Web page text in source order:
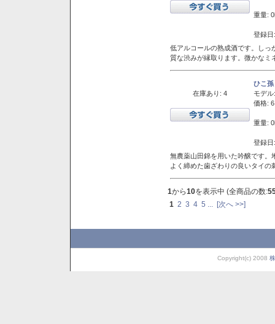
重量:
登録
低アルコールの熟成酒です。しっ
質な渋みが縁取ります。微かなミ
在庫あり: 4
ひこ
モデル:
価格:
重量:
登録
無農薬山田錦を用いた吟醸です
よく締めた歯ざわりの良いタイ
1から10を表示中 (全商品の数:
1 2 3 4 5 [次へ >>]
Copyright(c) 2008